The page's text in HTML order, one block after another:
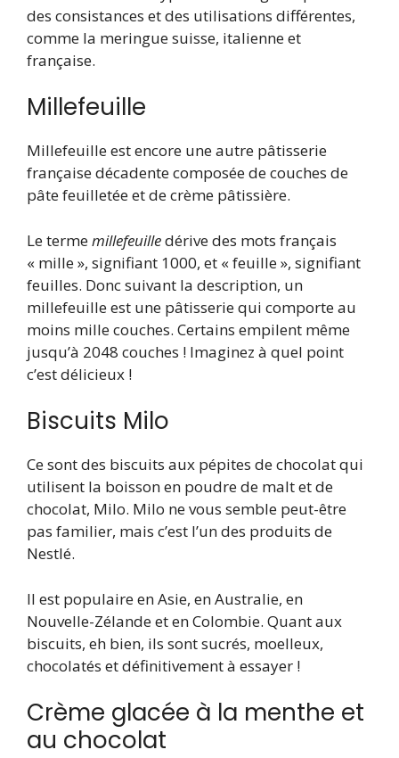
des consistances et des utilisations différentes,
comme la meringue suisse, italienne et
française.
Millefeuille
Millefeuille est encore une autre pâtisserie
française décadente composée de couches de
pâte feuilletée et de crème pâtissière.
Le termemillefeuilledérive des mots français
« mille », signifiant 1000, et « feuille », signifiant
feuilles. Donc suivant la description, un
millefeuille est une pâtisserie qui comporte au
moins mille couches. Certains empilent même
jusqu’à 2048 couches ! Imaginez à quel point
c’est délicieux !
Biscuits Milo
Ce sont des biscuits aux pépites de chocolat qui
utilisent la boisson en poudre de malt et de
chocolat, Milo. Milo ne vous semble peut-être
pas familier, mais c’est l’un des produits de
Nestlé.
Il est populaire en Asie, en Australie, en
Nouvelle-Zélande et en Colombie. Quant aux
biscuits, eh bien, ils sont sucrés, moelleux,
chocolatés et définitivement à essayer !
Crème glacée à la menthe et
au chocolat